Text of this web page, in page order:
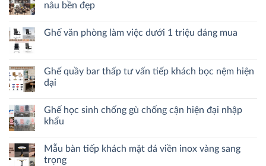
nâu bền đẹp
Ghế văn phòng làm việc dưới 1 triệu đáng mua
Ghế quầy bar thấp tư vấn tiếp khách bọc nệm hiện
đại
Ghế học sinh chống gù chống cận hiện đại nhập
khẩu
Mẫu bàn tiếp khách mặt đá viền inox vàng sang
trọng